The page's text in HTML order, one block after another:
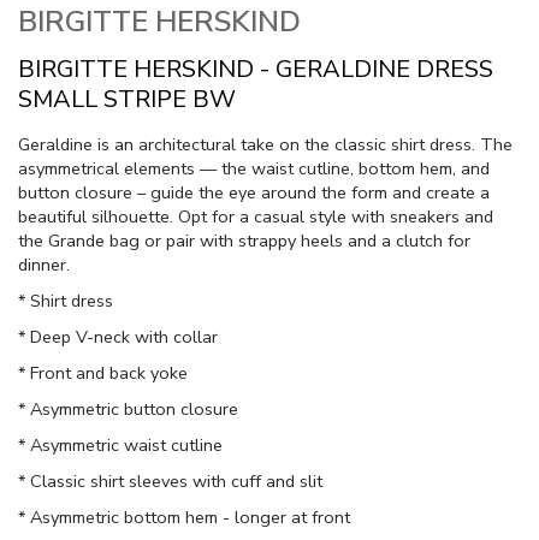
BIRGITTE HERSKIND
BIRGITTE HERSKIND - GERALDINE DRESS
SMALL STRIPE BW
Geraldine is an architectural take on the classic shirt dress. The
asymmetrical elements — the waist cutline, bottom hem, and
button closure – guide the eye around the form and create a
beautiful silhouette. Opt for a casual style with sneakers and
the Grande bag or pair with strappy heels and a clutch for
dinner.
* Shirt dress
* Deep V-neck with collar
* Front and back yoke
* Asymmetric button closure
* Asymmetric waist cutline
* Classic shirt sleeves with cuff and slit
* Asymmetric bottom hem - longer at front